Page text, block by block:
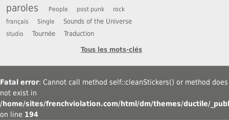
paroles People post punk
rock
français
Single Sounds of the Universe
studio Tournée Traduction
Tous les mots-clés
Fatal error: Cannot call method self::cleanStickers() or method does
not exist in
/home/sites/frenchviolation.com/html/dm/themes/ductile/
on line 194